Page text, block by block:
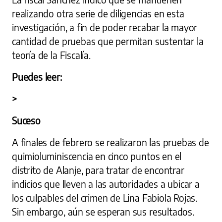
realizando otra serie de diligencias en esta
investigación, a fin de poder recabar la mayor
cantidad de pruebas que permitan sustentar la
teoría de la Fiscalía.
Puedes leer:
>
Suceso
A finales de febrero se realizaron las pruebas de
quimioluminiscencia en cinco puntos en el
distrito de Alanje, para tratar de encontrar
indicios que lleven a las autoridades a ubicar a
los culpables del crimen de Lina Fabiola Rojas.
Sin embargo, aún se esperan sus resultados.